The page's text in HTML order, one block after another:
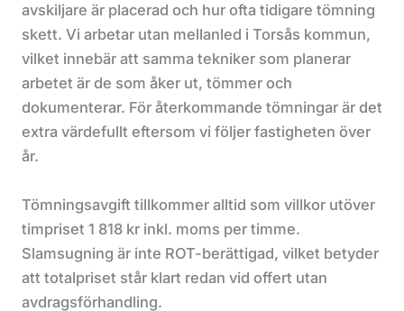
avskiljare är placerad och hur ofta tidigare tömning
skett. Vi arbetar utan mellanled i Torsås kommun,
vilket innebär att samma tekniker som planerar
arbetet är de som åker ut, tömmer och
dokumenterar. För återkommande tömningar är det
extra värdefullt eftersom vi följer fastigheten över
år.
Tömningsavgift tillkommer alltid som villkor utöver
timpriset 1 818 kr inkl. moms per timme.
Slamsugning är inte ROT-berättigad, vilket betyder
att totalpriset står klart redan vid offert utan
avdragsförhandling.